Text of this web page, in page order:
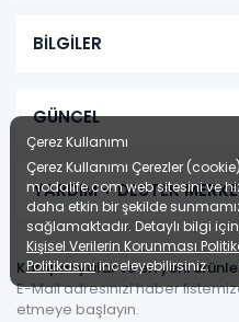
BİLGİLER
GÜNCEL
YARDIM + DESTEK
Kampanyalar ve en yeni
E-Mail adresinizi haber
etmeye başlayın.
Çerez Kullanımı
Çerez Kullanımı Çerezler
modalife.com web sitesini ve
daha etkin bir şekilde
sağlamaktadır. Detaylı bilgi için
Kişisel Verilerin Korunması
Politikasınıinceleyebilirsiniz.